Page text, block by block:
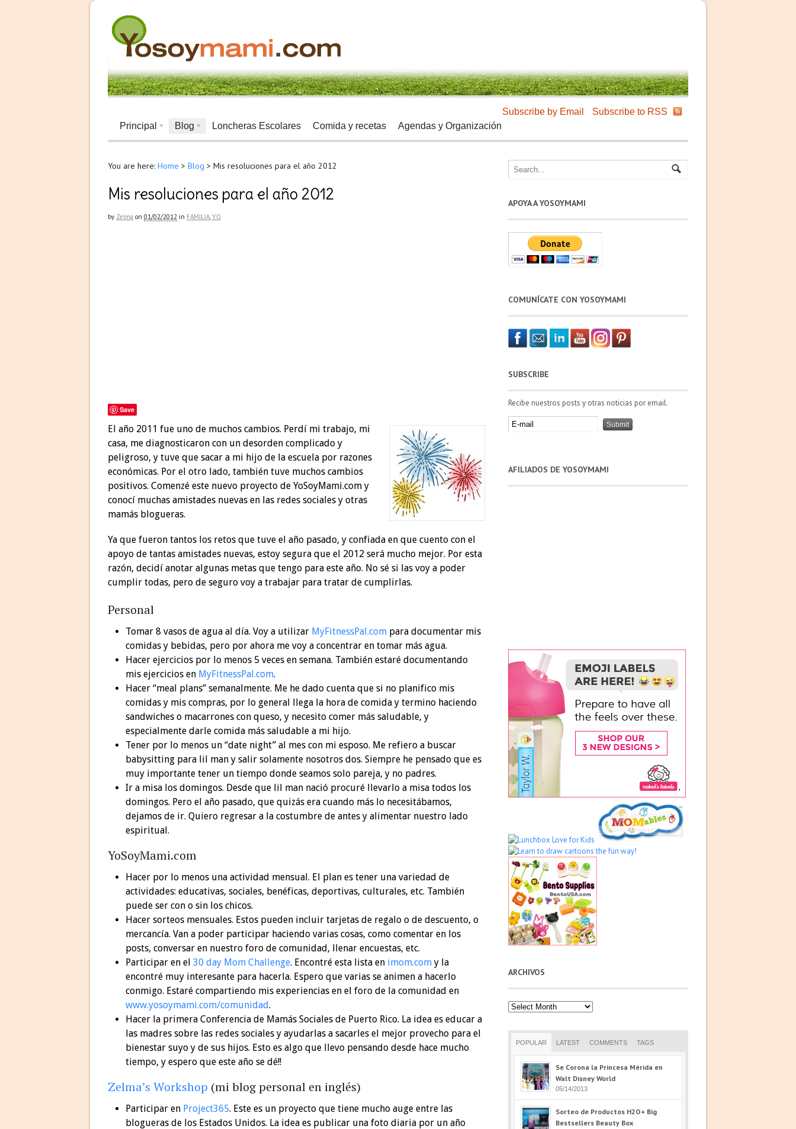
Subscribe by Email
Subscribe to RSS
Principal
Blog Loncheras Escolares Comida y recetas Agendas y Organización
You are here: Home > Blog > Mis resoluciones para el año 2012
Mis resoluciones para el año 2012
by Zelma on 01/02/2012 in FAMILIA,YO
Save
El año 2011 fue uno de muchos cambios. Perdí mi trabajo, mi
casa, me diagnosticaron con un desorden complicado y
peligroso, y tuve que sacar a mi hijo de la escuela por razones
económicas. Por el otro lado, también tuve muchos cambios
positivos. Comenzé este nuevo proyecto de YoSoyMami.com y
conocí muchas amistades nuevas en las redes sociales y otras
mamás blogueras.
Ya que fueron tantos los retos que tuve el año pasado, y confiada en que cuento con el
apoyo de tantas amistades nuevas, estoy segura que el 2012 será mucho mejor. Por esta
razón, decidí anotar algunas metas que tengo para este año. No sé si las voy a poder
cumplir todas, pero de seguro voy a trabajar para tratar de cumplirlas.
Personal
Tomar 8 vasos de agua al día. Voy a utilizar MyFitnessPal.com para documentar mis
comidas y bebidas, pero por ahora me voy a concentrar en tomar más agua.
Hacer ejercicios por lo menos 5 veces en semana. También estaré documentando
mis ejercicios en MyFitnessPal.com.
Hacer “meal plans” semanalmente. Me he dado cuenta que si no planifico mis
comidas y mis compras, por lo general llega la hora de comida y termino haciendo
sandwiches o macarrones con queso, y necesito comer más saludable, y
especialmente darle comida más saludable a mi hijo.
Tener por lo menos un “date night” al mes con mi esposo. Me refiero a buscar
babysitting para lil man y salir solamente nosotros dos. Siempre he pensado que es
muy importante tener un tiempo donde seamos solo pareja, y no padres.
Ir a misa los domingos. Desde que lil man nació procuré llevarlo a misa todos los
domingos. Pero el año pasado, que quizás era cuando más lo necesitábamos,
dejamos de ir. Quiero regresar a la costumbre de antes y alimentar nuestro lado
espiritual.
YoSoyMami.com
Hacer por lo menos una actividad mensual. El plan es tener una variedad de
actividades: educativas, sociales, benéficas, deportivas, culturales, etc. También
puede ser con o sin los chicos.
Hacer sorteos mensuales. Estos pueden incluir tarjetas de regalo o de descuento, o
mercancía. Van a poder participar haciendo varias cosas, como comentar en los
posts, conversar en nuestro foro de comunidad, llenar encuestas, etc.
Participar en el 30 day Mom Challenge. Encontré esta lista en imom.com y la
encontré muy interesante para hacerla. Espero que varias se animen a hacerlo
conmigo. Estaré compartiendo mis experiencias en el foro de la comunidad en
www.yosoymami.com/comunidad.
Hacer la primera Conferencia de Mamás Sociales de Puerto Rico. La idea es educar a
las madres sobre las redes sociales y ayudarlas a sacarles el mejor provecho para el
bienestar suyo y de sus hijos. Esto es algo que llevo pensando desde hace mucho
tiempo, y espero que este año se dé!!
Zelma’s Workshop (mi blog personal en inglés)
Participar en Project365. Este es un proyecto que tiene mucho auge entre las
blogueras de los Estados Unidos. La idea es publicar una foto diaria por un año
APOYA A YOSOYMAMI
COMUNÍCATE CON YOSOYMAMI
SUBSCRIBE
Recibe nuestros posts y otras noticias por email.
AFILIADOS DE YOSOYMAMI
ARCHIVOS
Archivos
POPULAR LATEST COMMENTS TAGS
Se Corona la Princesa Mérida en
Walt Disney World
05/14/2013
Sorteo de Productos H2O+ Big
Bestsellers Beauty Box